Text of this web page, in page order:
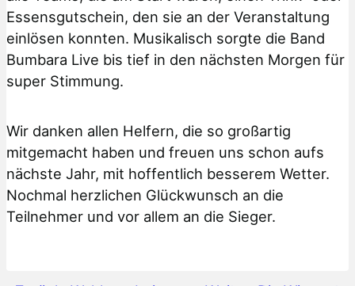
Essensgutschein, den sie an der Veranstaltung
einlösen konnten. Musikalisch sorgte die Band
Bumbara Live bis tief in den nächsten Morgen für
super Stimmung.
Wir danken allen Helfern, die so großartig
mitgemacht haben und freuen uns schon aufs
nächste Jahr, mit hoffentlich besserem Wetter.
Nochmal herzlichen Glückwunsch an die
Teilnehmer und vor allem an die Sieger.